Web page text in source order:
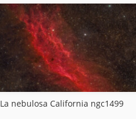
La nebulosa California ngc1499